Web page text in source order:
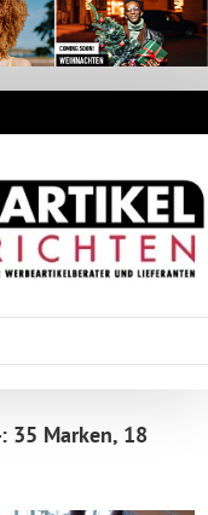
35 Marken, 18